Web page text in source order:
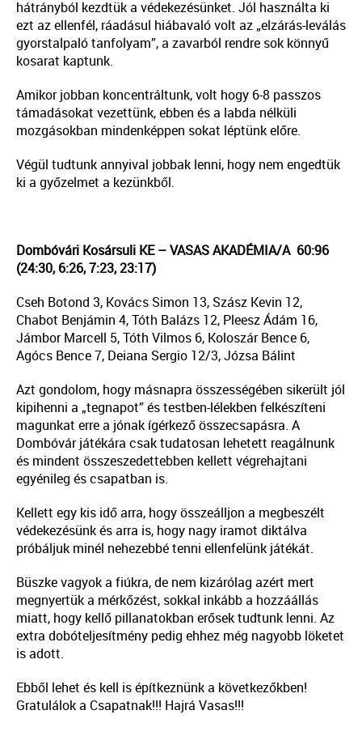
hátrányból kezdtük a védekezésünket. Jól használta ki
ezt az ellenfél, ráadásul hiábavaló volt az „elzárás-leválás
gyorstalpaló tanfolyam”, a zavarból rendre sok könnyű
kosarat kaptunk.
Amikor jobban koncentráltunk, volt hogy 6-8 passzos
támadásokat vezettünk, ebben és a labda nélküli
mozgásokban mindenképpen sokat léptünk előre.
Végül tudtunk annyival jobbak lenni, hogy nem engedtük
ki a győzelmet a kezünkből.
Dombóvári Kosársuli KE – VASAS AKADÉMIA/A 60:96
(24:30, 6:26, 7:23, 23:17)
Cseh Botond 3, Kovács Simon 13, Szász Kevin 12,
Chabot Benjámin 4, Tóth Balázs 12, Pleesz Ádám 16,
Jámbor Marcell 5, Tóth Vilmos 6, Koloszár Bence 6,
Agócs Bence 7, Deiana Sergio 12/3, Józsa Bálint
Azt gondolom, hogy másnapra összességében sikerült jól
kipihenni a „tegnapot” és testben-lélekben felkészíteni
magunkat erre a jónak ígérkező összecsapásra. A
Dombóvár játékára csak tudatosan lehetett reagálnunk
és mindent összeszedettebben kellett végrehajtani
egyénileg és csapatban is.
Kellett egy kis idő arra, hogy összeálljon a megbeszélt
védekezésünk és arra is, hogy nagy iramot diktálva
próbáljuk minél nehezebbé tenni ellenfelünk játékát.
Büszke vagyok a fiúkra, de nem kizárólag azért mert
megnyertük a mérkőzést, sokkal inkább a hozzáállás
miatt, hogy kellő pillanatokban erősek tudtunk lenni. Az
extra dobóteljesítmény pedig ehhez még nagyobb löketet
is adott.
Ebből lehet és kell is építkeznünk a következőkben!
Gratulálok a Csapatnak!!! Hajrá Vasas!!!